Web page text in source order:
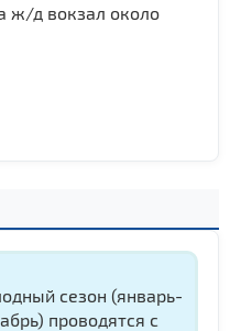
ж/д вокзал около
сезон (январь-
проводятся с